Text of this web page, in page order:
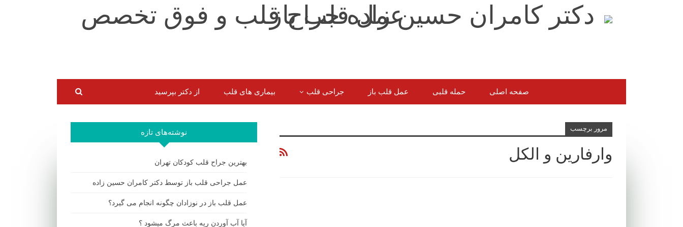
صفحه اصلی حمله قلبی عمل قلب باز جراحی قلب بیماری های قلب از دکتر بپرسید
مرور برچسب
وارفارین و الکل
نوشته‌های تازه
بهترین جراح قلب کودکان تهران
عمل جراحی قلب باز توسط دکتر کامران حسین زاده
عمل قلب باز در نوزادان چگونه انجام می گیرد؟
آیا آب آوردن ریه باعث مرگ میشود ؟